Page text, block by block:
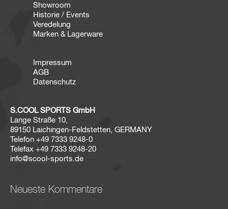
Showroom
Historie / Events
Veredelung
Marken & Lagerware
Impressum
AGB
Datenschutz
S.COOL SPORTS GmbH
Lange Straße 10,
89150 Laichingen-Feldstetten, GERMANY
Telefon +49 7333 9248-0
Telefax +49 7333 9248-20
info@scool-sports.de
Neueste Kommentare